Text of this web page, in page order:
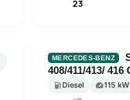
23
MERCEDES-BENZ
408/411/413/ 416
Diesel 115